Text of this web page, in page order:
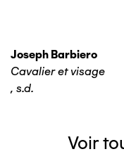
Joseph Barbiero
Cavalier et visage
, s.d.
Voir